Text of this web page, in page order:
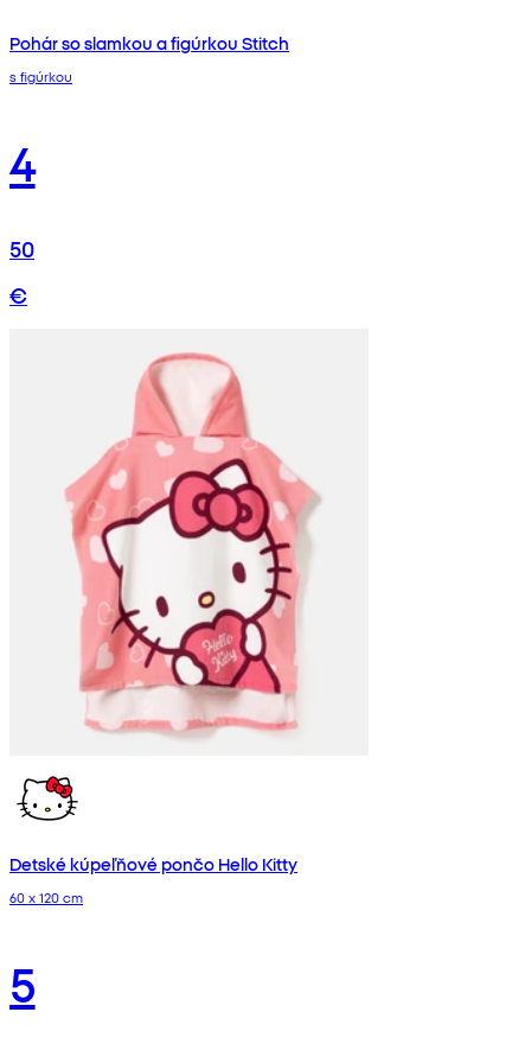
Pohár so slamkou a figúrkou Stitch
s figúrkou
4
50
€
Detské kúpeľňové pončo Hello Kitty
60 x 120 cm
5